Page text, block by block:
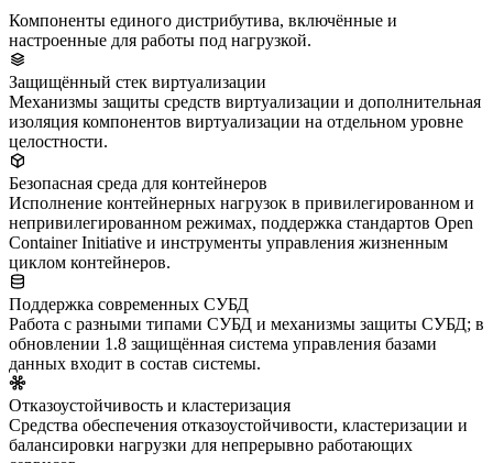
Компоненты единого дистрибутива, включённые и
настроенные для работы под нагрузкой.
Защищённый стек виртуализации
Механизмы защиты средств виртуализации и дополнительная
изоляция компонентов виртуализации на отдельном уровне
целостности.
Безопасная среда для контейнеров
Исполнение контейнерных нагрузок в привилегированном и
непривилегированном режимах, поддержка стандартов Open
Container Initiative и инструменты управления жизненным
циклом контейнеров.
Поддержка современных СУБД
Работа с разными типами СУБД и механизмы защиты СУБД; в
обновлении 1.8 защищённая система управления базами
данных входит в состав системы.
Отказоустойчивость и кластеризация
Средства обеспечения отказоустойчивости, кластеризации и
балансировки нагрузки для непрерывно работающих